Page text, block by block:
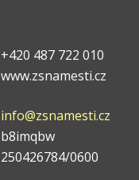
+420 487 722 010
www.zsnamesti.cz
info@zsnamesti.cz
b8imqbw
250426784/0600